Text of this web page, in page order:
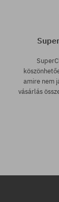
amire nem
vásárlás